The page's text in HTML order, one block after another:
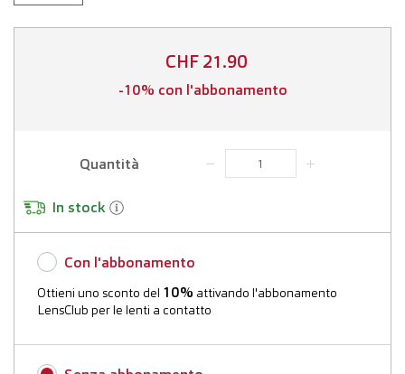
CHF 21.90
-10% con l'abbonamento
Quantità
In stock
Con l'abbonamento
Ottieni uno sconto del 10% attivando l'abbonamento
LensClub per le lenti a contatto
Ulteriori informazioni